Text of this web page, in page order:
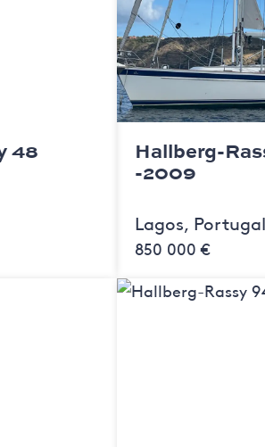
48 Hallberg-
-2009
Lagos, Portugal
850 000 €